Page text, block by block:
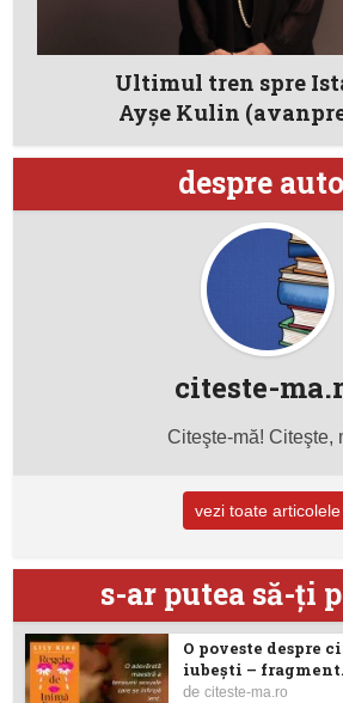
Ultimul tren spre
Ayşe Kulin
despre
citeste-
Citeşte-mă! Citeşte,
vezi toate articolele
s-ar putea să-ţi
O poveste despre
iubești –
deciteste-ma.ro